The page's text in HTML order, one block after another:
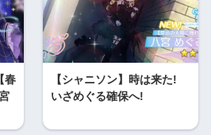
春
【シャニソン】時は来た!
いざめぐる確保へ!